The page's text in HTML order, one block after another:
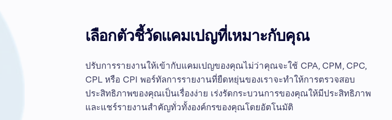
เลือกตัวชี้วัดแคมเปญที่เหมาะกับคุณ
ปรับการรายงานให้เข้ากับแคมเปญของคุณไม่ว่าคุณจะใช้ CPA, CPM, CPC,
CPL หรือ CPI พอร์ทัลการรายงานที่ยืดหยุ่นของเราจะทำให้การตรวจสอบ
ประสิทธิภาพของคุณเป็นเรื่องง่าย เร่งรัดกระบวนการของคุณให้มีประสิทธิภาพ
และแชร์รายงานสำคัญทั่วทั้งองค์กรของคุณโดยอัตโนมัติ